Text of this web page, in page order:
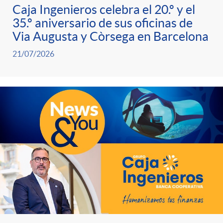
i
l
s
o
l
t
a
n
e
H
O
M
E
n
g
H
O
m
i
n
e
o
r
m
c
c
n
n
o
i
c
o
r
d
Caja Ingenieros celebra el 20.º y el
35.º aniversario de sus oficinas de
Via Augusta y Còrsega en Barcelona
21/07/2026